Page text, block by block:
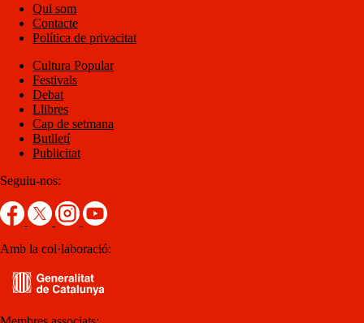
Qui som
Contacte
Política de privacitat
Cultura Popular
Festivals
Debat
Llibres
Cap de setmana
Butlletí
Publicitat
Seguiu-nos:
Amb la col·laboració: